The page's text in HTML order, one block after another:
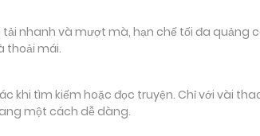
nhanh và mượt mà, hạn chế tối đa quảng
thoải mái.
khi tìm kiếm hoặc đọc truyện. Chỉ với vài
một cách dễ dàng.